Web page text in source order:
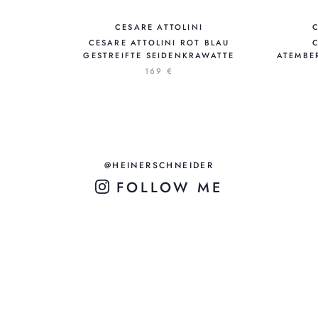
CESARE ATTOLINI
CESARE ATTOLINI ROT BLAU
GESTREIFTE SEIDENKRAWATTE
169 €
@HEINERSCHNEIDER
FOLLOW ME